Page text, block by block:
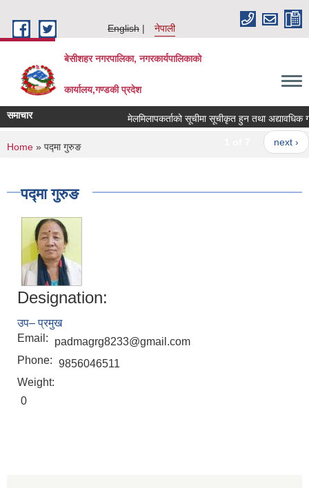
English
नेपाली
बेसीशहर नगरपालिका, नगरकार्यपालिकाको
कार्यालय,गण्डकी प्रदेश
समाचार मेलमिलापकर्ताको सूचीमा सूचीकृत हुन तथा अद्यावधिक
next ›
You are here
Home » पद्मा गुरुङ
पद्मा गुरुङ
Designation:
उप– प्रमुख
Email:
padmagrg8233@gmail.com
Phone: 9856046511
Weight:
0